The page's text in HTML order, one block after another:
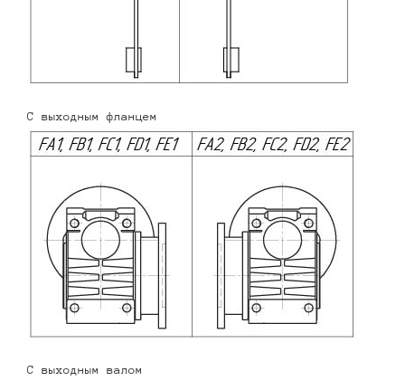
С выходным фланцем
С выходным валом